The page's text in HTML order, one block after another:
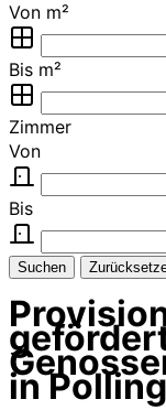
Von m²
Bis m²
Zimmer
Von
Bis
Suchen
in